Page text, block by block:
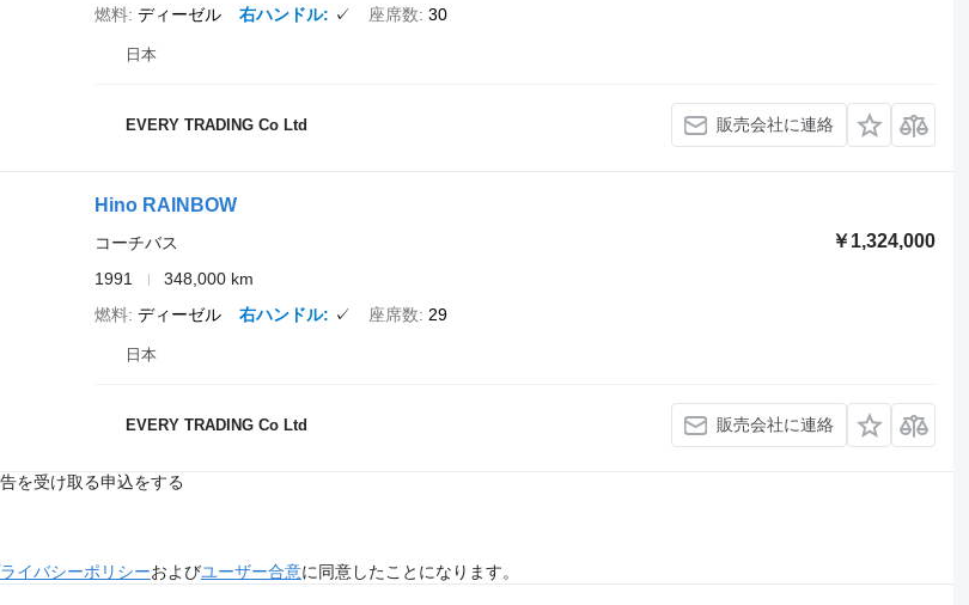
燃料 ディーゼル 右ハンドル ✓ 座席数 30
日本
EVERY TRADING Co Ltd 販売会社に連絡
Hino RAINBOW
￥1,324,000
コーチバス
1991
348,000 km
燃料 ディーゼル 右ハンドル ✓ 座席数 29
日本
EVERY TRADING Co Ltd 販売会社に連絡
を受け取る申込をする
イバシーポリシーおよびユーザー合意に同意したことになります。